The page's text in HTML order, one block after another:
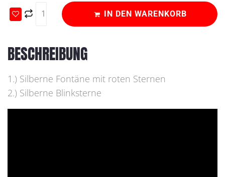
BESCHREIBUNG
1.) Silberne Fontäne mit roten Sternen
2.) Silberne Blinksterne
IN DEN WARENKORB